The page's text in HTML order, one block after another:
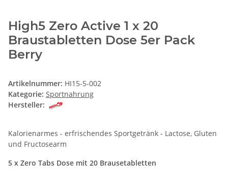
High5 Zero Active 1 x 20
Braustabletten Dose 5er Pack
Berry
Artikelnummer: HI15-5-002
Kategorie: Sportnahrung
Hersteller:
Kalorienarmes - erfrischendes Sportgetränk - Lactose, Gluten
und Fructosearm
5 x Zero Tabs Dose mit 20 Brausetabletten